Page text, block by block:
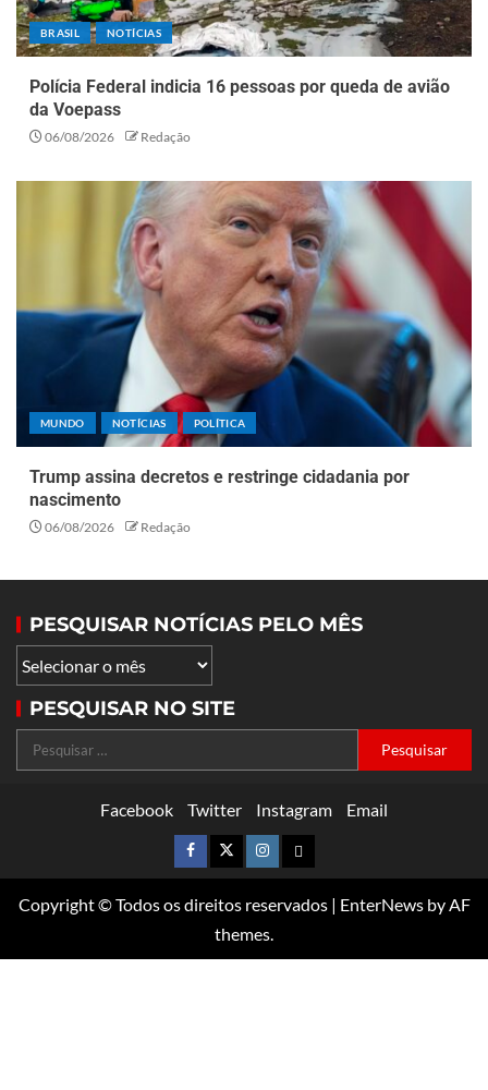
BRASIL NOTÍCIAS
Polícia Federal indicia 16 pessoas por queda de avião
da Voepass
06/08/2026 Redação
MUNDO NOTÍCIAS POLÍTICA
Trump assina decretos e restringe cidadania por
nascimento
06/08/2026 Redação
PESQUISAR NOTÍCIAS PELO MÊS
PESQUISAR NO SITE
Facebook Twitter Instagram Email
Copyright © Todos os direitos reservados | EnterNewsby AF
themes.